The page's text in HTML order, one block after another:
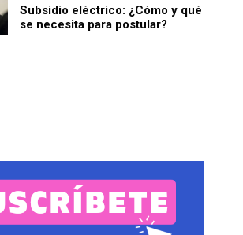
Subsidio eléctrico: ¿Cómo y qué
se necesita para postular?